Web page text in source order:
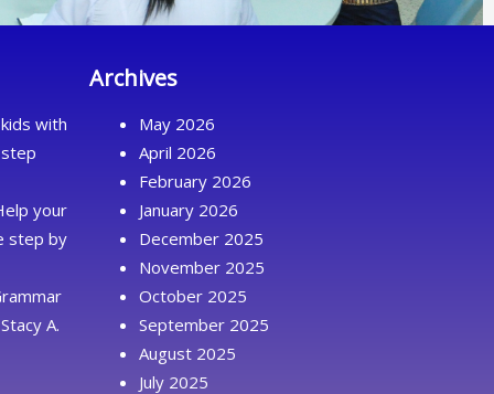
with
your
step by
A.
Archives
May 2026
April 2026
February 2026
January 2026
December 2025
November 2025
October 2025
September 2025
August 2025
July 2025